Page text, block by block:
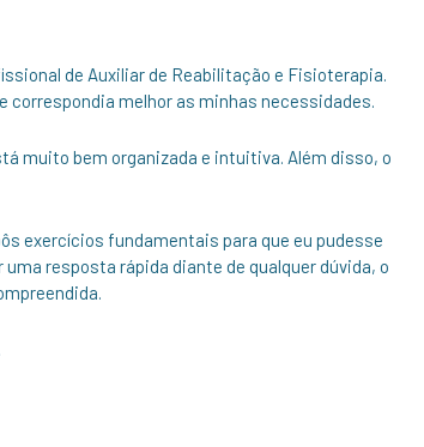
de Auxiliar de Reabilitação e Fisioterapia.
correspondia melhor as minhas necessidades.
muito bem organizada e intuitiva. Além disso, o
exercícios fundamentais para que eu pudesse
resposta rápida diante de qualquer dúvida, o